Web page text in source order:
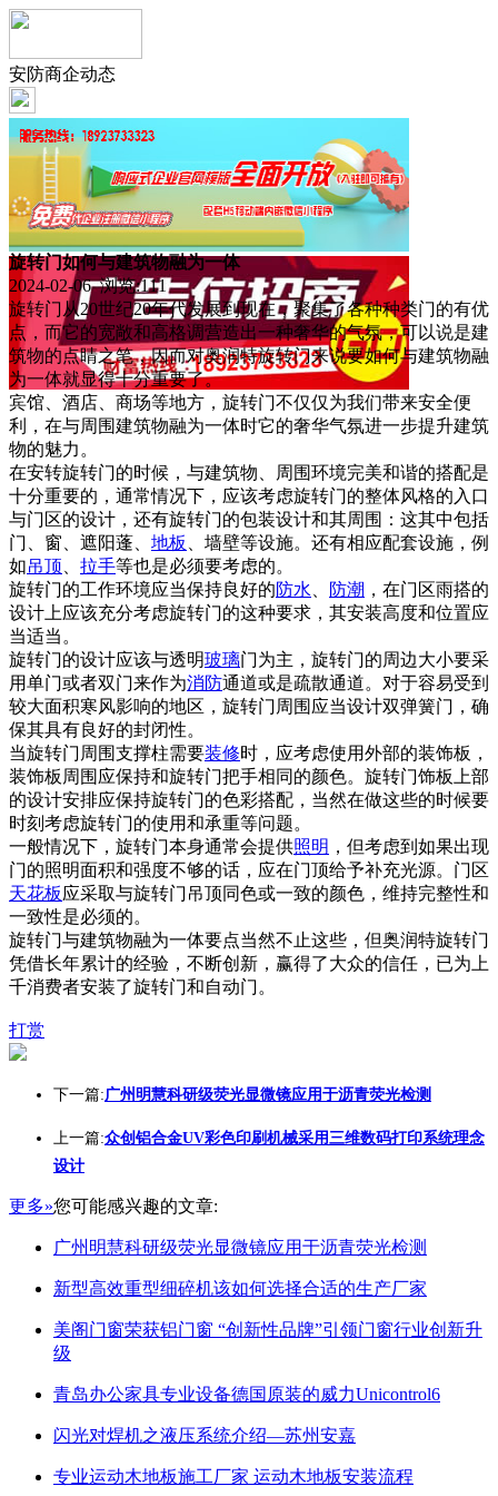
安防商企动态
旋转门如何与建筑物融为一体
2024-02-06 浏览:111
旋转门从20世纪20年代发展到现在，聚集了各种种类门的有优
点，而它的宽敞和高格调营造出一种奢华的气氛，可以说是建
筑物的点睛之笔，因而对奥润特旋转门来说要如何与建筑物融
为一体就显得十分重要了。
宾馆、酒店、商场等地方，旋转门不仅仅为我们带来安全便
利，在与周围建筑物融为一体时它的奢华气氛进一步提升建筑
物的魅力。
在安转旋转门的时候，与建筑物、周围环境完美和谐的搭配是
十分重要的，通常情况下，应该考虑旋转门的整体风格的入口
与门区的设计，还有旋转门的包装设计和其周围：这其中包括
门、窗、遮阳蓬、 地板
、墙壁等设施。还有相应配套设施，例
如吊顶 拉手等也是必须要考虑的。
旋转门的工作环境应当保持良好的防水 防潮 ，在门区雨搭的
设计上应该充分考虑旋转门的这种要求，其安装高度和位置应
当适当。
旋转门的设计应该与透明玻璃门为主，旋转门的周边大小要采
用单门或者双门来作为消防通道或是疏散通道。对于容易受到
较大面积寒风影响的地区，旋转门周围应当设计双弹簧门，确
保其具有良好的封闭性。
当旋转门周围支撑柱需要装修时，应考虑使用外部的装饰板，
装饰板周围应保持和旋转门把手相同的颜色。旋转门饰板上部
的设计安排应保持旋转门的色彩搭配，当然在做这些的时候要
时刻考虑旋转门的使用和承重等问题。
一般情况下，旋转门本身通常会提供照明 ，但考虑到如果出现
门的照明面积和强度不够的话，应在门顶给予补充光源。门区
天花板应采取与旋转门吊顶同色或一致的颜色，维持完整性和
一致性是必须的。
旋转门与建筑物融为一体要点当然不止这些，但奥润特旋转门
凭借长年累计的经验，不断创新，赢得了大众的信任，已为上
千消费者安装了旋转门和自动门。
打赏
下一篇:广州明慧科研级荧光显微镜应用于沥青荧光检测
上一篇:众创铝合金UV彩色印刷机械采用三维数码打印系统理念
设计
更多»您可能感兴趣的文章:
广州明慧科研级荧光显微镜应用于沥青荧光检测
新型高效重型细碎机该如何选择合适的生产厂家
美阁门窗荣获铝门窗 “创新性品牌”引领门窗行业创新升
级
青岛办公家具专业设备德国原装的威力Unicontrol6
闪光对焊机之液压系统介绍—苏州安嘉
专业运动木地板施工厂家 运动木地板安装流程